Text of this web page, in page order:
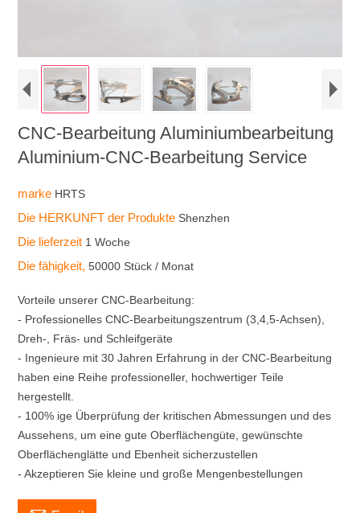
CNC-Bearbeitung Aluminiumbearbeitung
Aluminium-CNC-Bearbeitung Service
marke HRTS
Die HERKUNFT der Produkte Shenzhen
Die lieferzeit 1 Woche
Die fähigkeit,50000 Stück / Monat
Vorteile unserer CNC-Bearbeitung:
- Professionelles CNC-Bearbeitungszentrum (3,4,5-Achsen),
Dreh-, Fräs- und Schleifgeräte
- Ingenieure mit 30 Jahren Erfahrung in der CNC-Bearbeitung
haben eine Reihe professioneller, hochwertiger Teile
hergestellt.
- 100% ige Überprüfung der kritischen Abmessungen und des
Aussehens, um eine gute Oberflächengüte, gewünschte
Oberflächenglätte und Ebenheit sicherzustellen
- Akzeptieren Sie kleine und große Mengenbestellungen